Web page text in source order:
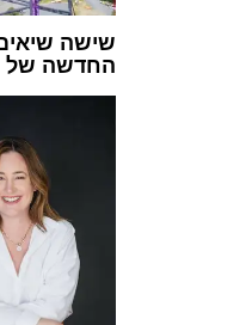
שישה
החדשה של